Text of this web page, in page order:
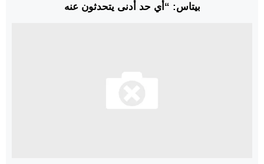
بيتاس: “أي حد أدنى يتحدثون عنه